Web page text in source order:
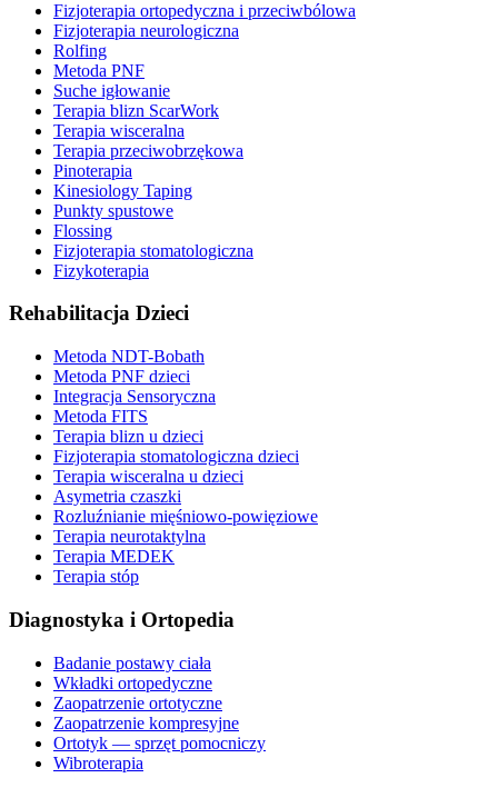
Fizjoterapia ortopedyczna i przeciwbólowa
Fizjoterapia neurologiczna
Rolfing
Metoda PNF
Suche igłowanie
Terapia blizn ScarWork
Terapia wisceralna
Terapia przeciwobrzękowa
Pinoterapia
Kinesiology Taping
Punkty spustowe
Flossing
Fizjoterapia stomatologiczna
Fizykoterapia
Rehabilitacja Dzieci
Metoda NDT-Bobath
Metoda PNF dzieci
Integracja Sensoryczna
Metoda FITS
Terapia blizn u dzieci
Fizjoterapia stomatologiczna dzieci
Terapia wisceralna u dzieci
Asymetria czaszki
Rozluźnianie mięśniowo-powięziowe
Terapia neurotaktylna
Terapia MEDEK
Terapia stóp
Diagnostyka i Ortopedia
Badanie postawy ciała
Wkładki ortopedyczne
Zaopatrzenie ortotyczne
Zaopatrzenie kompresyjne
Ortotyk — sprzęt pomocniczy
Wibroterapia